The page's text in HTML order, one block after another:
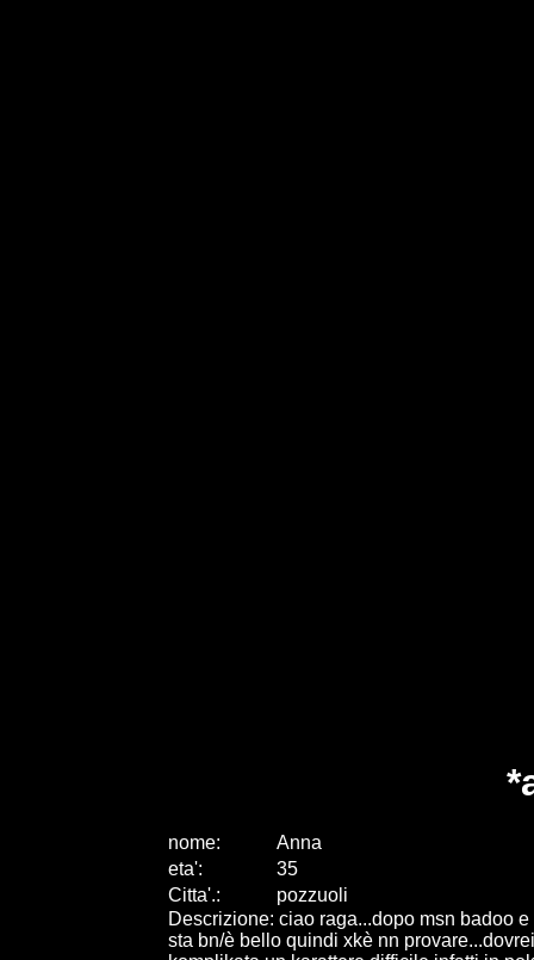
nome:
Anna
eta':
35
Citta'.:
pozzuoli
Descrizione: ciao raga...dopo msn badoo
sta bn/è bello quindi xkè nn